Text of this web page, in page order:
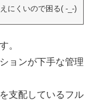
にくいので困る( -_-)
。
ョンが下手な管理
支配しているフル